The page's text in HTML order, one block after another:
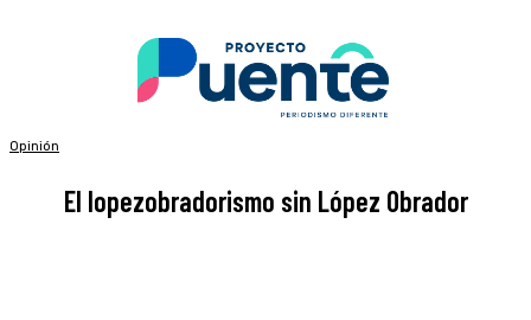
Opinión
El lopezobradorismo sin López Obrador